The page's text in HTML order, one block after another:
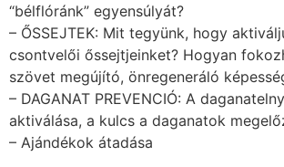
“bélflóránk” egyensúlyát?
– ŐSSEJTEK: Mit tegyünk, hogy
csontvelői őssejtjeinket? Hogyan
szövet megújító, önregeneráló
– DAGANAT PREVENCIÓ: A
aktiválása, a kulcs a daganatok
– Ajándékok átadása